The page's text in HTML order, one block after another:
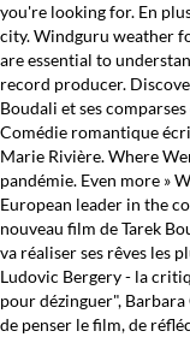
you're looking for. En
city. Windguru weather
are essential to
record producer.
Boudali et ses
Comédie romantique
Marie Rivière. Where
pandémie. Even more »
European leader in the
nouveau film de Tarek
va réaliser ses rêves les
Ludovic Bergery - la
pour dézinguer",
de penser le film, de